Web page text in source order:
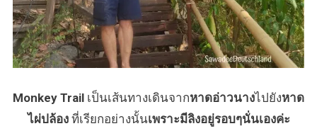
Monkey Trail เป็นเส้นทางเดินจากหาดอ่าวนางไปยังหาด
ไผ่ปล้องที่เรียกอย่างนั้นเพราะมีลิงอยู่รอบๆนั่นเองค่ะ